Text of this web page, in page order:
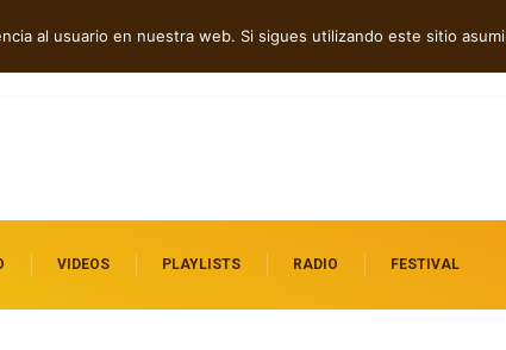
VIDEOS PLAYLISTS RADIO FESTIVAL
al usuario en nuestra web. Si sigues utilizando este sitio